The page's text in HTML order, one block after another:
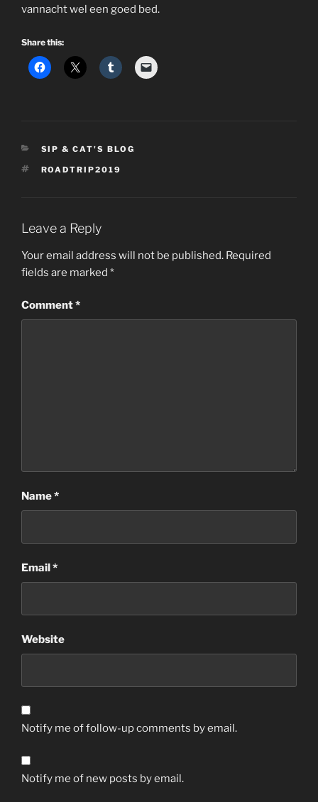
vannacht wel een goed bed.
Share this:
CATEGORIES
SIP & CAT'S BLOG
TAGS
ROADTRIP2019
Leave a Reply
Your email address will not be published. Required
fields are marked *
Comment*
Name*
Email*
Website
Notify me of follow-up comments by email.
Notify me of new posts by email.